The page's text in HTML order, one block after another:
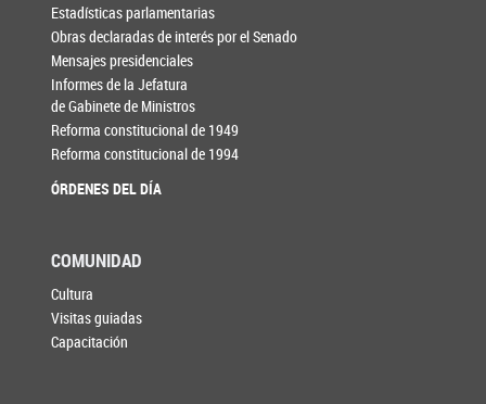
Estadísticas parlamentarias
Obras declaradas de interés por el Senado
Mensajes presidenciales
Informes de la Jefatura
de Gabinete de Ministros
Reforma constitucional de 1949
Reforma constitucional de 1994
ÓRDENES DEL DÍA
COMUNIDAD
Cultura
Visitas guiadas
Capacitación